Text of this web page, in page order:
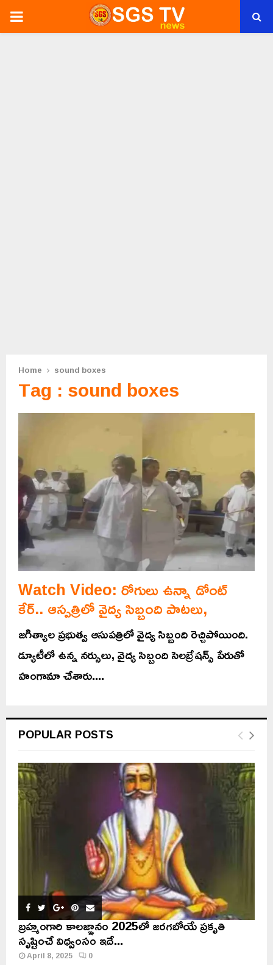
PRIMARY
Home sound boxes
Tag : sound boxes
Watch Video: రోగులు ఉన్నా డోంట్
కేర్.. ఆస్పత్రిలో వైద్య సిబ్బంది పాటలు,
జగిత్యాల ప్రభుత్వ ఆసుపత్రిలో‌ వైద్య సిబ్బంది రెచ్చిపోయింది.
డ్యూటీలో‌ ఉన్న నర్సులు, వైద్య సిబ్బంది సెలబ్రేషన్స్ పేరుతో
హంగామా చేశారు....
POPULAR POSTS
బ్రహ్మంగారి కాలజ్ఞానం 2025లో జరగబోయే ప్రకృతి
సృష్టించే విధ్వంసం ఇదే...
April 8, 2025 0